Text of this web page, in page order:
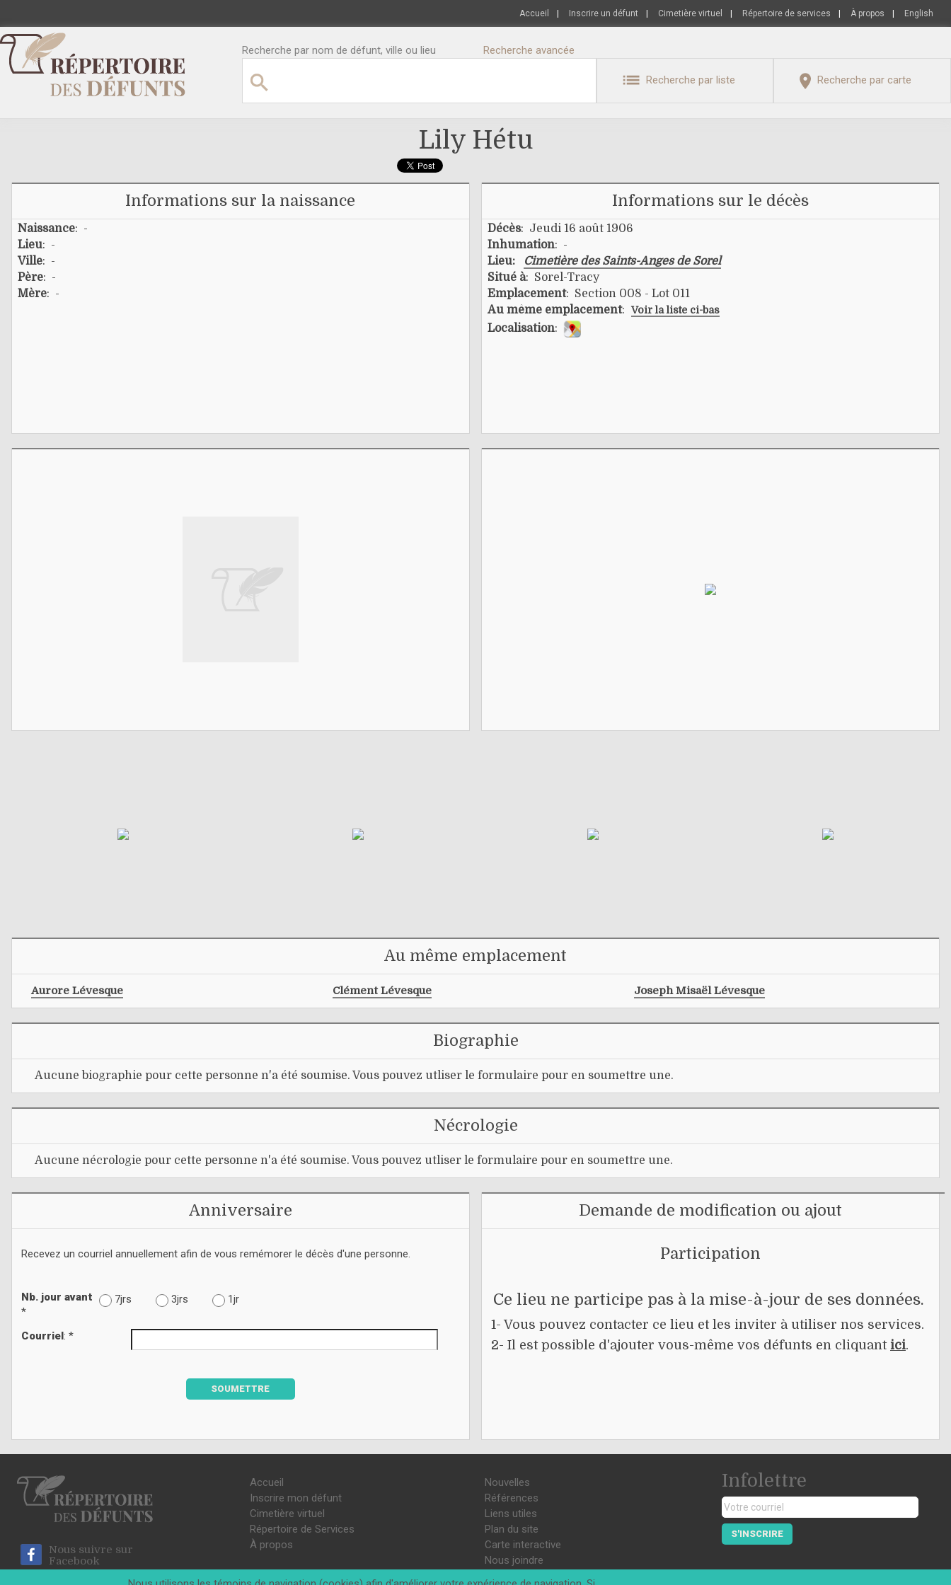
Accueil Inscrire un défunt Cimetière virtuel Répertoire de services À propos English
Recherche par nom de défunt, ville ou lieu Recherche avancée
Recherche par liste Recherche par carte
Lily Hétu
Informations sur la naissance
Naissance: -
Lieu: -
Ville: -
Père: -
Mère: -
Informations sur le décès
Décès: Jeudi 16 août 1906
Inhumation: -
Lieu:
Cimetière des Saints-Anges de Sorel
Situé à: Sorel-Tracy
Emplacement: Section 008 - Lot 011
Au même emplacement: Voir la liste ci-bas
Localisation:
Au même emplacement
Aurore Lévesque Clément Lévesque Joseph Misaël Lévesque
Biographie
Aucune biographie pour cette personne n'a été soumise. Vous pouvez utliser le formulaire pour en soumettre une.
Nécrologie
Aucune nécrologie pour cette personne n'a été soumise. Vous pouvez utliser le formulaire pour en soumettre une.
Anniversaire
Recevez un courriel annuellement afin de vous remémorer le décès d'une personne.
Nb. jour avant
*
7jrs 3jrs 1jr
Courriel: *
SOUMETTRE
Demande de modification ou ajout
Participation
Ce lieu ne participe pas à la mise-à-jour de ses données.
1- Vous pouvez contacter ce lieu et les inviter à utiliser nos services.
2- Il est possible d'ajouter vous-même vos défunts en cliquant ici.
Nous suivre sur
Facebook
Accueil
Inscrire mon défunt
Cimetière virtuel
Répertoire de Services
À propos
Nouvelles
Références
Liens utiles
Plan du site
Carte interactive
Nous joindre
Infolettre
S'INSCRIRE